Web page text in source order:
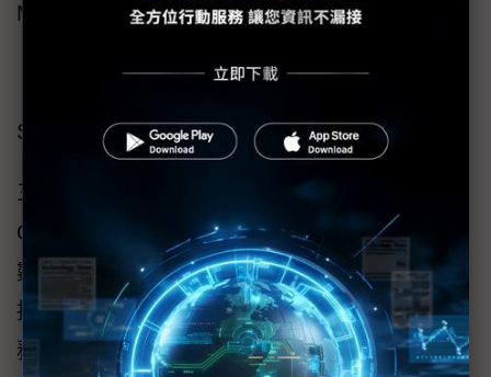
Monitoring）
Scanning and Reporting）
三、 永續性及法規遵循管理（Continuity and
Compliance Management）— 運用覆蓋全球的
數據中心網路，改善危機管理，保障電子郵件
持續不斷，並提供長期訊息存檔，從而加強業
務永續性、災難復原及法規遵循。戴爾在這方